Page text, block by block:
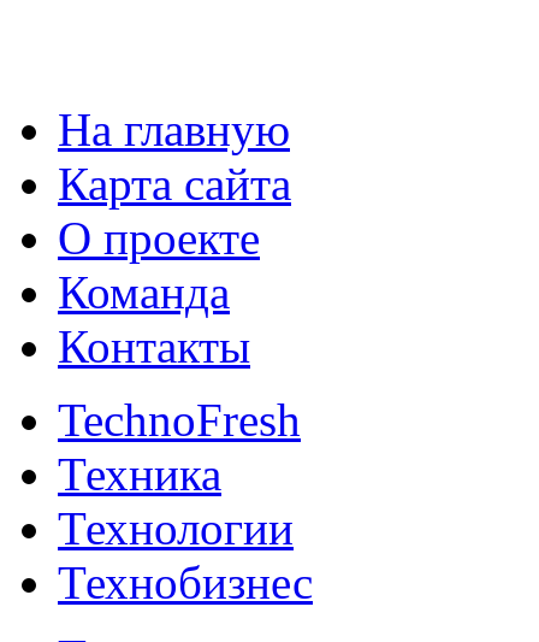
На главную
Карта сайта
О проекте
Команда
Контакты
TechnoFresh
Техника
Технологии
Технобизнес